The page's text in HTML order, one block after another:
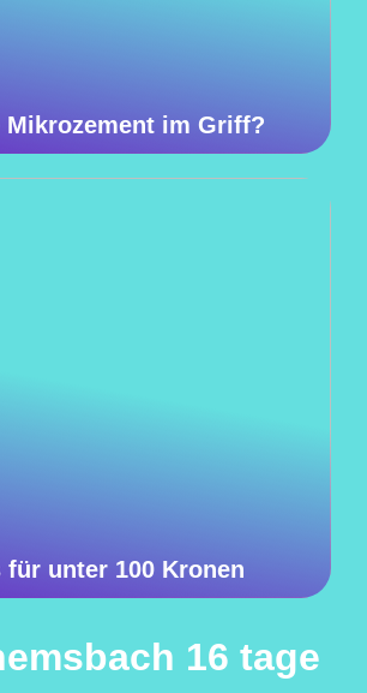
Mikrozement im Griff?
für unter 100 Kronen
16 tage